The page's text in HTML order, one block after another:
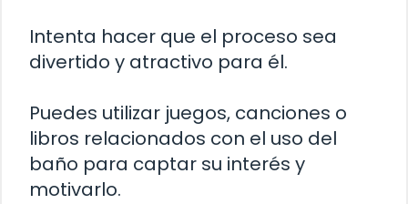
Intenta hacer que el proceso sea
divertido y atractivo para él.
Puedes utilizar juegos, canciones o
libros relacionados con el uso del
baño para captar su interés y
motivarlo.